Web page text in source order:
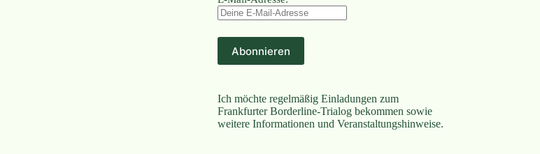
Ich möchte regelmäßig Einladungen zum
Frankfurter Borderline-Trialog bekommen sowie
weitere Informationen und Veranstaltungshinweise.